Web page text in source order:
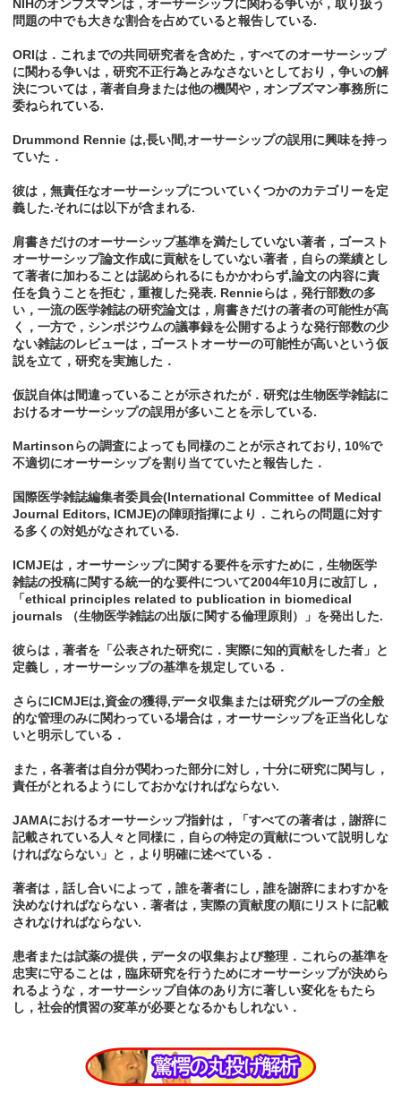
NIHのオンブズマンは，オーサーシップに関わる争いが，取り扱う
問題の中でも大きな割合を占めていると報告している.
ORIは．これまでの共同研究者を含めた，すべてのオーサーシップ
に関わる争いは，研究不正行為とみなさないとしており，争いの解
決については，著者自身または他の機関や，オンブズマン事務所に
委ねられている.
Drummond Rennie は,長い間,オーサーシップの誤用に興味を持っ
ていた．
彼は，無責任なオーサーシップについていくつかのカテゴリーを定
義した.それには以下が含まれる.
肩書きだけのオーサーシップ基準を満たしていない著者，ゴースト
オーサーシップ論文作成に貢献をしていない著者，自らの業績とし
て著者に加わることは認められるにもかかわらず,論文の内容に責
任を負うことを拒む，重複した発表. Rennieらは，発行部数の多
い，一流の医学雑誌の研究論文は，肩書きだけの著者の可能性が高
く，一方で，シンポジウムの議事録を公開するような発行部数の少
ない雑誌のレビューは，ゴーストオーサーの可能性が高いという仮
説を立て，研究を実施した．
仮説自体は間違っていることが示されたが．研究は生物医学雑誌に
おけるオーサーシップの誤用が多いことを示している.
Martinsonらの調査によっても同様のことが示されており, 10%で
不適切にオーサーシップを割り当てていたと報告した．
国際医学雑誌編集者委員会(International Committee of Medical
Journal Editors, ICMJE)の陣頭指揮により．これらの問題に対す
る多くの対処がなされている.
ICMJEは，オーサーシップに関する要件を示すために，生物医学
雑誌の投稿に関する統一的な要件について2004年10月に改訂し，
「ethical principles related to publication in biomedical
journals （生物医学雑誌の出版に関する倫理原則）」を発出した.
彼らは，著者を「公表された研究に．実際に知的貢献をした者」と
定義し，オーサーシップの基準を規定している．
さらにICMJEは,資金の獲得,データ収集または研究グループの全般
的な管理のみに関わっている場合は，オーサーシップを正当化しな
いと明示している．
また，各著者は自分が関わった部分に対し，十分に研究に関与し，
責任がとれるようにしておかなければならない.
JAMAにおけるオーサーシップ指針は，「すべての著者は，謝辞に
記載されている人々と同様に，自らの特定の貢献について説明しな
ければならない」と，より明確に述べている．
著者は，話し合いによって，誰を著者にし，誰を謝辞にまわすかを
決めなければならない．著者は，実際の貢献度の順にリストに記載
されなければならない.
患者または試薬の提供，データの収集および整理．これらの基準を
忠実に守ることは，臨床研究を行うためにオーサーシップが決めら
れるような，オーサーシップ自体のあり方に著しい変化をもたら
し，社会的慣習の変革が必要となるかもしれない．